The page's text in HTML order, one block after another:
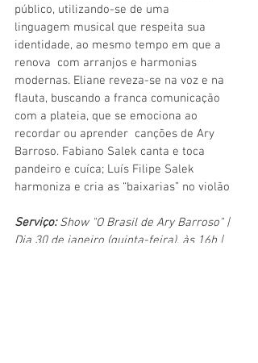
público, utilizando-se de uma
linguagem musical que respeita sua
identidade, ao mesmo tempo em que a
renova  com arranjos e harmonias
modernas. Eliane reveza-se na voz e na
flauta, buscando a franca comunicação
com a plateia, que se emociona ao
recordar ou aprender  canções de Ary
Barroso. Fabiano Salek canta e toca
pandeiro e cuíca; Luís Filipe Salek
harmoniza e cria as “baixarias” no violão
Serviço: Show "O Brasil de Ary Barroso" |
Dia 30 de janeiro (quinta-feira), às 16h |